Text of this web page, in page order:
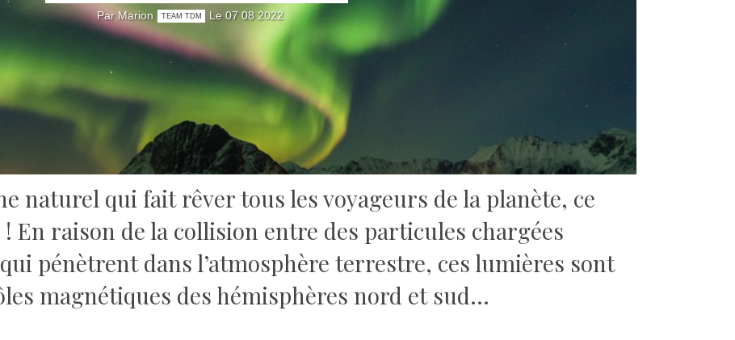
Par Marion TEAM TDM Le 07 08 2022
naturel qui fait rêver tous les voyageurs de la planète, ce
En raison de la collision entre des particules chargées
pénètrent dans l’atmosphère terrestre, ces lumières sont
magnétiques des hémisphères nord et sud…